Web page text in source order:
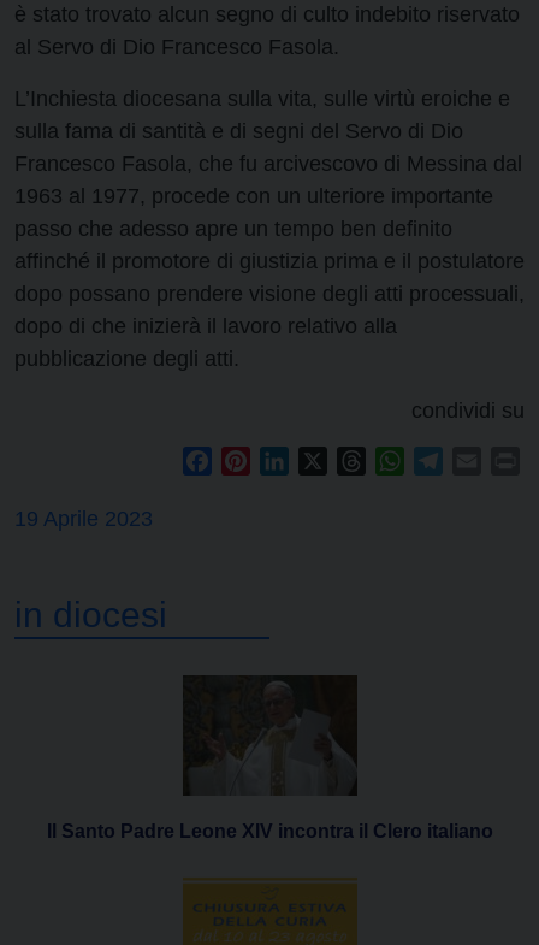
è stato trovato alcun segno di culto indebito riservato
al Servo di Dio Francesco Fasola.
L’Inchiesta diocesana sulla vita, sulle virtù eroiche e
sulla fama di santità e di segni del Servo di Dio
Francesco Fasola, che fu arcivescovo di Messina dal
1963 al 1977, procede con un ulteriore importante
passo che adesso apre un tempo ben definito
affinché il promotore di giustizia prima e il postulatore
dopo possano prendere visione degli atti processuali,
dopo di che inizierà il lavoro relativo alla
pubblicazione degli atti.
condividi su
FacebookPinterestLinkedIn ThreadsWhatsApp
19 Aprile 2023
in diocesi
Il Santo Padre Leone XIV incontra il Clero italiano